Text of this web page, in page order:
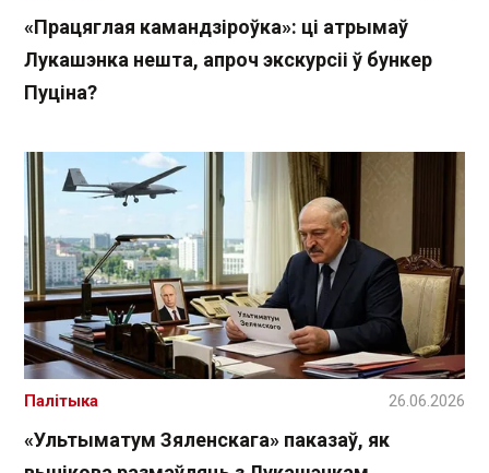
«Працяглая камандзіроўка»: ці атрымаў
Лукашэнка нешта, апроч экскурсіі ў бункер
Пуціна?
«Ультыматум Зяленскага» паказаў, як
Палітыка 26.06.2026